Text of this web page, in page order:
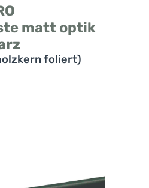
matt optik
foliert)